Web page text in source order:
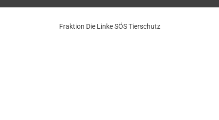
Fraktion Die Linke SÖS Tierschutz